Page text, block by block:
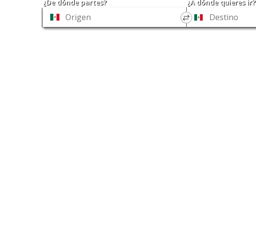
¿De dónde partes? ¿A dónde quieres ir?
*
Origen
*
Destino